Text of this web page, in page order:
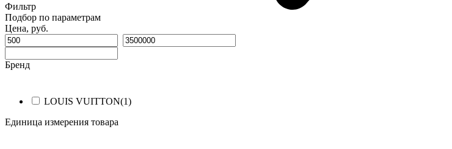
Фильтр
Подбор по параметрам
Цена, руб.
Бренд
LOUIS VUITTON(1)
Единица измерения товара